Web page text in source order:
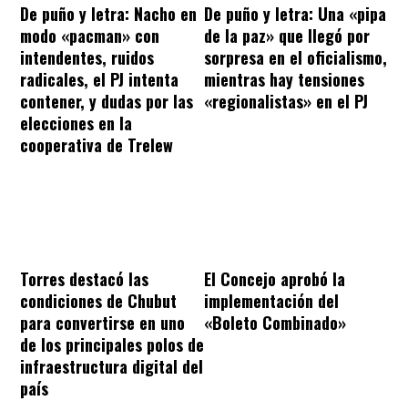
De puño y letra: Nacho en
modo «pacman» con
intendentes, ruidos
radicales, el PJ intenta
contener, y dudas por las
elecciones en la
cooperativa de Trelew
De puño y letra: Una «pipa
de la paz» que llegó por
sorpresa en el oficialismo,
mientras hay tensiones
«regionalistas» en el PJ
Torres destacó las
condiciones de Chubut
para convertirse en uno
de los principales polos de
infraestructura digital del
país
El Concejo aprobó la
implementación del
«Boleto Combinado»